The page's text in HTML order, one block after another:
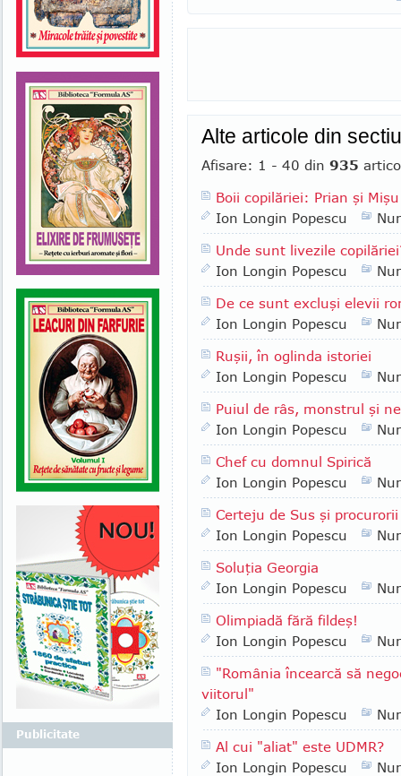
Alte articole din
Afisare: 1 - 40 din 935
Boii copilăriei: Prian şi Mişu
Ion Longin Popescu
Unde sunt livezile
Ion Longin Popescu
De ce sunt excluşi elevii
Ion Longin Popescu
Ruşii, în oglinda istoriei
Ion Longin Popescu
Puiul de râs, monstrul şi
Ion Longin Popescu
Chef cu domnul Spirică
Ion Longin Popescu
Certeju de Sus şi procurorii
Ion Longin Popescu
Soluţia Georgia
Ion Longin Popescu
Olimpiadă fără fildeş!
Ion Longin Popescu
"România încearcă să
viitorul"
Ion Longin Popescu
Al cui "aliat" este UDMR?
Ion Longin Popescu
Publicitate